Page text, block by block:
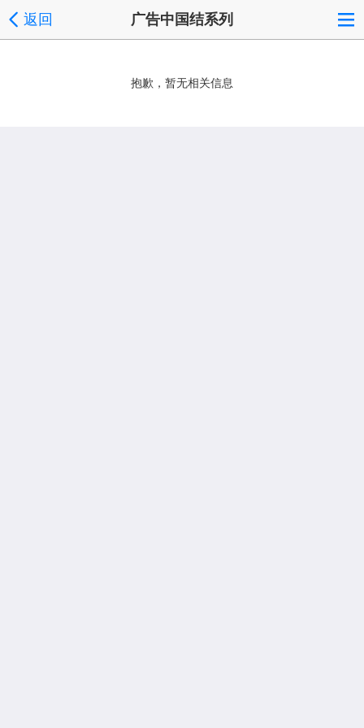
返回 广告中国结系列
抱歉，暂无相关信息